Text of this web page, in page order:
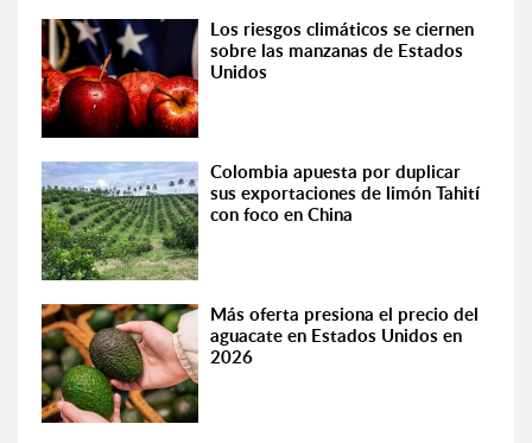
Los riesgos climáticos se ciernen
sobre las manzanas de Estados
Unidos
Colombia apuesta por duplicar
sus exportaciones de limón Tahití
con foco en China
Más oferta presiona el precio del
aguacate en Estados Unidos en
2026